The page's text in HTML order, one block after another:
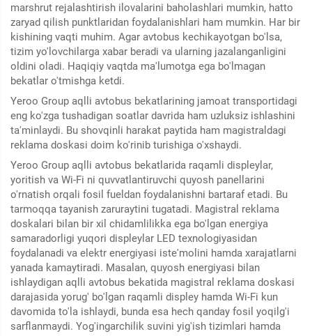
marshrut rejalashtirish ilovalarini baholashlari mumkin, hatto
zaryad qilish punktlaridan foydalanishlari ham mumkin. Har bir
kishining vaqti muhim. Agar avtobus kechikayotgan bo'lsa,
tizim yo'lovchilarga xabar beradi va ularning jazalanganligini
oldini oladi. Haqiqiy vaqtda ma'lumotga ega bo'lmagan
bekatlar o'tmishga ketdi.
Yeroo Group aqlli avtobus bekatlarining jamoat transportidagi
eng ko'zga tushadigan soatlar davrida ham uzluksiz ishlashini
ta'minlaydi. Bu shovqinli harakat paytida ham magistraldagi
reklama doskasi doim ko'rinib turishiga o'xshaydi.
Yeroo Group aqlli avtobus bekatlarida raqamli displeylar,
yoritish va Wi-Fi ni quvvatlantiruvchi quyosh panellarini
o'rnatish orqali fosil fueldan foydalanishni bartaraf etadi. Bu
tarmoqqa tayanish zaruraytini tugatadi. Magistral reklama
doskalari bilan bir xil chidamlilikka ega bo'lgan energiya
samaradorligi yuqori displeylar LED texnologiyasidan
foydalanadi va elektr energiyasi iste'molini hamda xarajatlarni
yanada kamaytiradi. Masalan, quyosh energiyasi bilan
ishlaydigan aqlli avtobus bekatida magistral reklama doskasi
darajasida yorug' bo'lgan raqamli displey hamda Wi-Fi kun
davomida to'la ishlaydi, bunda esa hech qanday fosil yoqilg'i
sarflanmaydi. Yog'ingarchilik suvini yig'ish tizimlari hamda